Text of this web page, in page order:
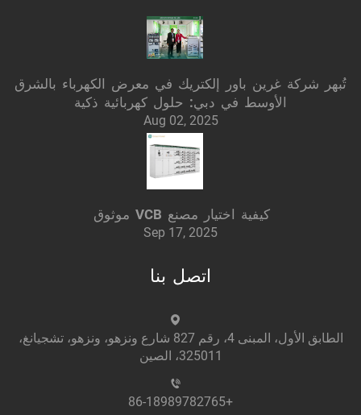
تُبهر شركة غرين باور إلكتريك في معرض الكهرباء بالشرق
الأوسط في دبي: حلول كهربائية ذكية
Aug 02, 2025
كيفية اختيار مصنع VCB موثوق
Sep 17, 2025
اتصل بنا
الطابق الأول، المبنى 4، رقم 827 شارع ونزهو، ونزهو، تشجيانغ،
325011، الصين
+86-18989782765